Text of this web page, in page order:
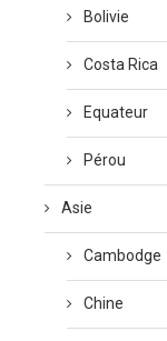
Bolivie
Costa Rica
Equateur
Pérou
Asie
Cambodge
Chine